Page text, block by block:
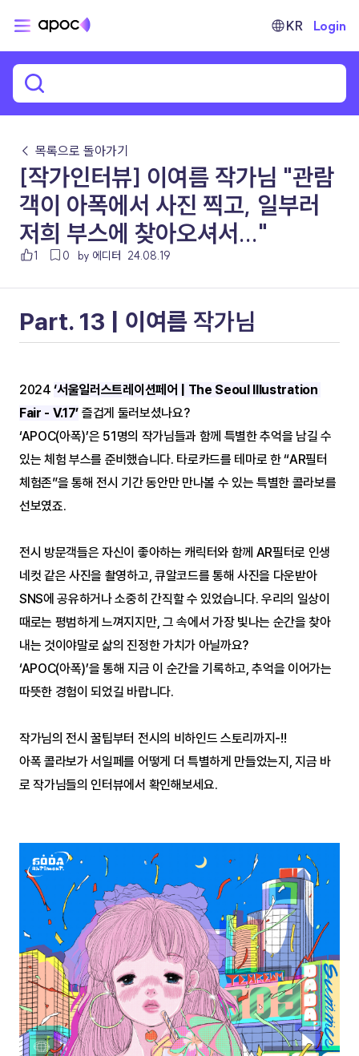
KR Login
← 목록으로 돌아가기
[작가인터뷰] 이여름 작가님 "관람
객이 아폭에서 사진 찍고, 일부러
저희 부스에 찾아오셔서..."
1 0 by 에디터 24.08.19
Part. 13 | 이여름 작가님
2024 ‘서울일러스트레이션페어 | The Seoul Illustration
Fair - V.17’ 즐겁게 둘러보셨나요?
‘APOC(아폭)’은 51명의 작가님들과 함께 특별한 추억을 남길 수
있는 체험 부스를 준비했습니다. 타로카드를 테마로 한 “AR필터
체험존”을 통해 전시 기간 동안만 만나볼 수 있는 특별한 콜라보를
선보였죠.
전시 방문객들은 자신이 좋아하는 캐릭터와 함께 AR필터로 인생
네컷 같은 사진을 촬영하고, 큐알코드를 통해 사진을 다운받아
SNS에 공유하거나 소중히 간직할 수 있었습니다. 우리의 일상이
때로는 평범하게 느껴지지만, 그 속에서 가장 빛나는 순간을 찾아
내는 것이야말로 삶의 진정한 가치가 아닐까요?
‘APOC(아폭)’을 통해 지금 이 순간을 기록하고, 추억을 이어가는
따뜻한 경험이 되었길 바랍니다.
작가님의 전시 꿀팁부터 전시의 비하인드 스토리까지-!!
아폭 콜라보가 서일페를 어떻게 더 특별하게 만들었는지, 지금 바
로 작가님들의 인터뷰에서 확인해보세요.